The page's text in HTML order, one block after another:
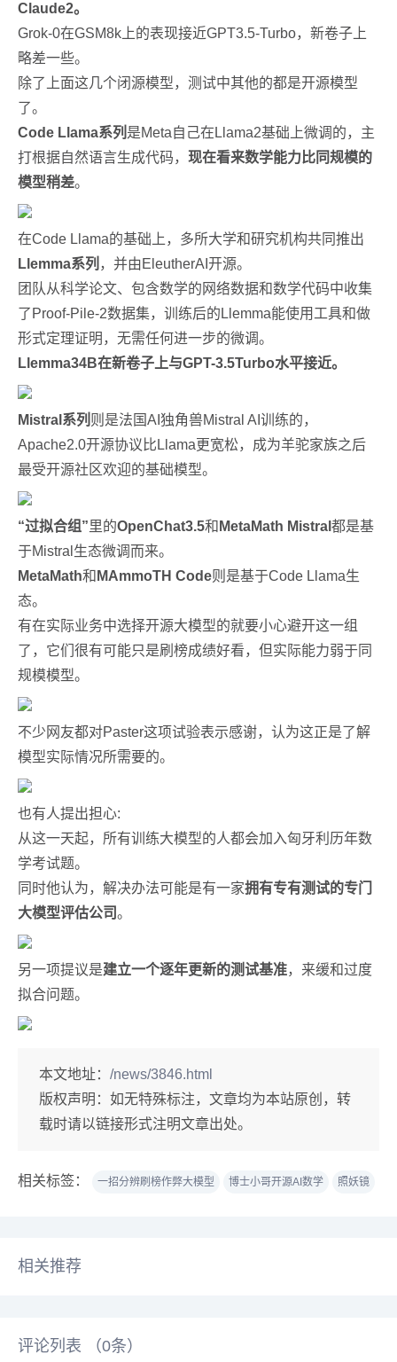
Claude2。
Grok-0在GSM8k上的表现接近GPT3.5-Turbo，新卷子上
略差一些。
除了上面这几个闭源模型，测试中其他的都是开源模型
了。
Code Llama系列 是Meta自己在Llama2基础上微调的，主
打根据自然语言生成代码， 现在看来数学能力比同规模的
模型稍差。
在Code Llama的基础上，多所大学和研究机构共同推出
Llemma系列 ，并由EleutherAI开源。
团队从科学论文、包含数学的网络数据和数学代码中收集
了Proof-Pile-2数据集，训练后的Llemma能使用工具和做
形式定理证明，无需任何进一步的微调。
Llemma34B在新卷子上与GPT-3.5Turbo水平接近。
Mistral系列 则是法国AI独角兽Mistral AI训练的，
Apache2.0开源协议比Llama更宽松，成为羊驼家族之后
最受开源社区欢迎的基础模型。
“过拟合组”里的OpenChat3.5和 MetaMath Mistral 都是基
于Mistral生态微调而来。
MetaMath和 MAmmoTH Code则是基于Code Llama生
态。
有在实际业务中选择开源大模型的就要小心避开这一组
了，它们很有可能只是刷榜成绩好看，但实际能力弱于同
规模模型。
不少网友都对Paster这项试验表示感谢，认为这正是了解
模型实际情况所需要的。
也有人提出担心:
从这一天起，所有训练大模型的人都会加入匈牙利历年数
学考试题。
同时他认为，解决办法可能是有一家拥有专有测试的专门
大模型评估公司。
另一项提议是建立一个逐年更新的测试基准，来缓和过度
拟合问题。
本文地址： /news/3846.html
版权声明： 如无特殊标注，文章均为本站原创，转
载时请以链接形式注明文章出处。
相关标签： 一招分辨刷榜作弊大模型 博士小哥开源AI数学 照妖镜
相关推荐
评论列表 （0条）